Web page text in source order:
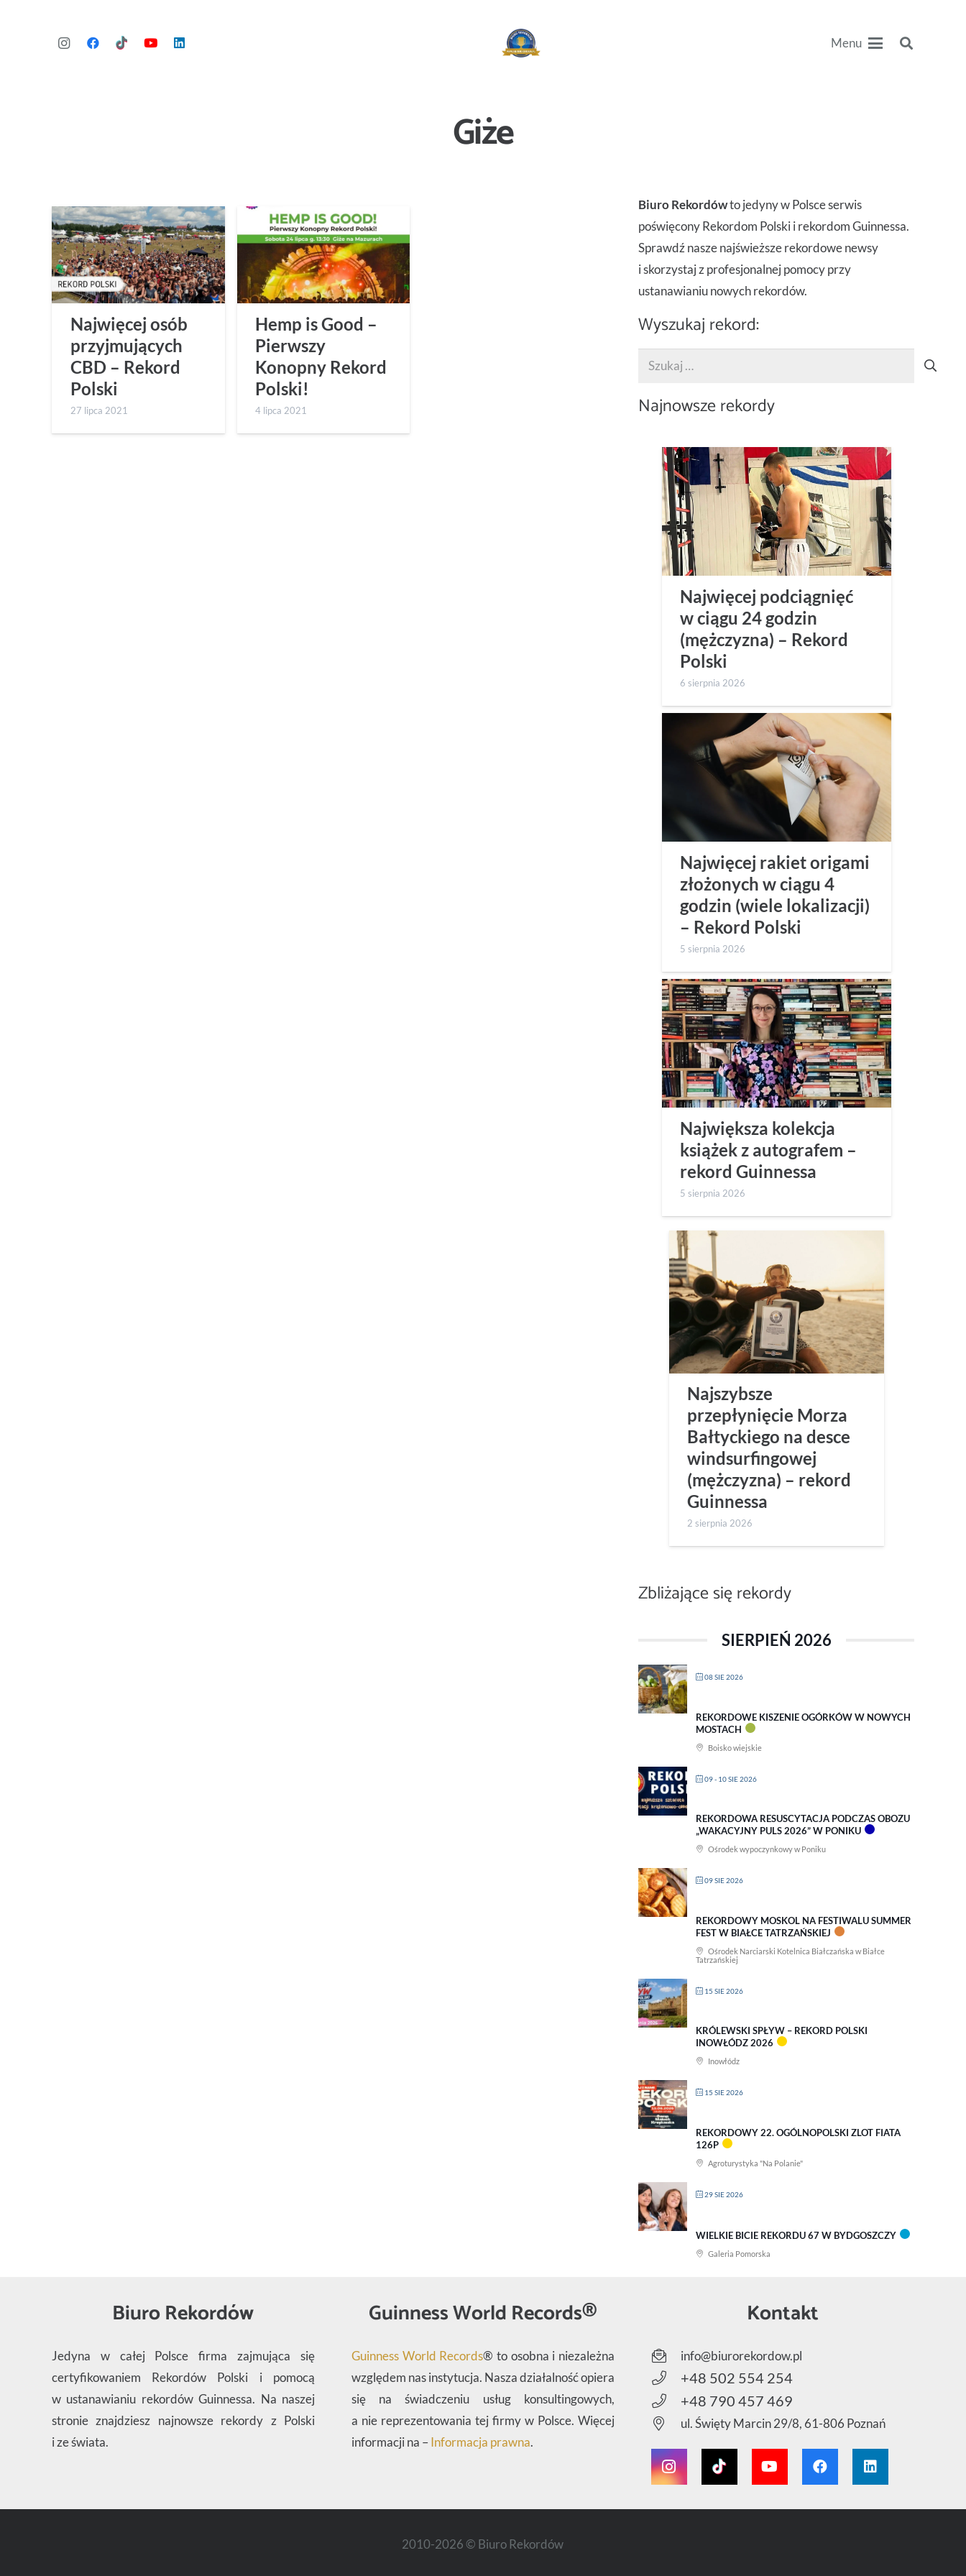
Menu
Giże
Najwięcej osób
przyjmujących
CBD – Rekord
Polski
27 lipca 2021
Hemp is Good –
Pierwszy
Konopny Rekord
Polski!
4 lipca 2021
Biuro Rekordówto jedyny w Polsce serwis
poświęcony Rekordom Polski i rekordom Guinnessa.
Sprawdź nasze najświeższe rekordowe newsy
i skorzystaj z profesjonalnej pomocy przy
ustanawianiu nowych rekordów.
Wyszukaj rekord:
Szukaj:
Najnowsze rekordy
Najwięcej podciągnięć
w ciągu 24 godzin
(mężczyzna) – Rekord
Polski
6 sierpnia 2026
Najwięcej rakiet origami
złożonych w ciągu 4
godzin (wiele lokalizacji)
– Rekord Polski
5 sierpnia 2026
Największa kolekcja
książek z autografem –
rekord Guinnessa
5 sierpnia 2026
Najszybsze
przepłynięcie Morza
Bałtyckiego na desce
windsurfingowej
(mężczyzna) – rekord
Guinnessa
2 sierpnia 2026
Zbliżające się rekordy
SIERPIEŃ 2026
08 SIE 2026
REKORDOWE KISZENIE OGÓRKÓW W NOWYCH
MOSTACH
Boisko wiejskie
09 - 10 SIE 2026
REKORDOWA RESUSCYTACJA PODCZAS OBOZU
„WAKACYJNY PULS 2026” W PONIKU
Ośrodek wypoczynkowy w Poniku
09 SIE 2026
REKORDOWY MOSKOL NA FESTIWALU SUMMER
FEST W BIAŁCE TATRZAŃSKIEJ
Ośrodek Narciarski Kotelnica Białczańska w Białce
Tatrzańskiej
15 SIE 2026
KRÓLEWSKI SPŁYW – REKORD POLSKI
INOWŁÓDZ 2026
Inowłódz
15 SIE 2026
REKORDOWY 22. OGÓLNOPOLSKI ZLOT FIATA
126P
Agroturystyka "Na Polanie"
29 SIE 2026
WIELKIE BICIE REKORDU 67 W BYDGOSZCZY
Galeria Pomorska
Biuro Rekordów
Jedyna w całej Polsce firma zajmująca się
certyfikowaniem Rekordów Polski i pomocą
w ustanawianiu rekordów Guinnessa. Na naszej
stronie znajdziesz najnowsze rekordy z Polski
i ze świata.
Guinness World Records®
Guinness World Records® to osobna i niezależna
względem nas instytucja. Nasza działalność opiera
się na świadczeniu usług konsultingowych,
a nie reprezentowania tej firmy w Polsce. Więcej
informacji na – Informacja prawna.
Kontakt
info@biurorekordow.pl
+48 502 554 254
+48 790 457 469
ul. Święty Marcin 29/8, 61-806 Poznań
2010-2026 © Biuro Rekordów